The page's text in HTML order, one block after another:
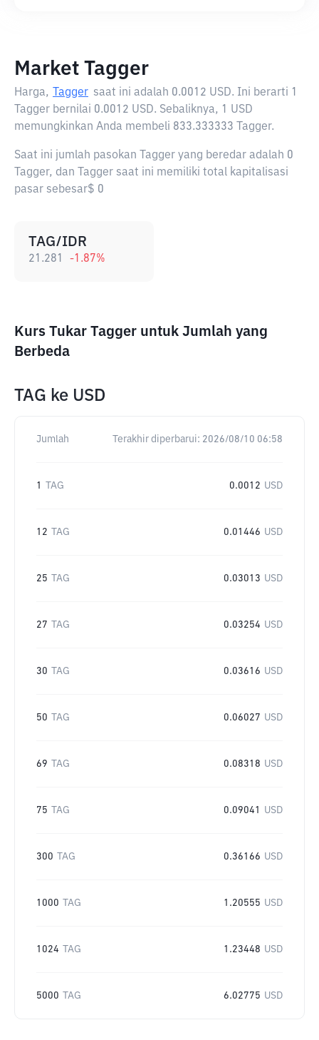
Market Tagger
Harga, Tagger saat ini adalah 0.0012 USD. Ini berarti 1
Tagger bernilai 0.0012 USD. Sebaliknya, 1 USD
memungkinkan Anda membeli 833.333333 Tagger.
Saat ini jumlah pasokan Tagger yang beredar adalah 0
Tagger, dan Tagger saat ini memiliki total kapitalisasi
pasar sebesar$ 0
TAG/IDR
21.281 -1.87%
Kurs Tukar Tagger untuk Jumlah yang
Berbeda
TAG ke USD
Jumlah Terakhir diperbarui: 2026/08/10 06:58
1 TAG 0.0012 USD
12 TAG 0.01446 USD
25 TAG 0.03013 USD
27 TAG 0.03254 USD
30 TAG 0.03616 USD
50 TAG 0.06027 USD
69 TAG 0.08318 USD
75 TAG 0.09041 USD
300 TAG 0.36166 USD
1000 TAG 1.20555 USD
1024 TAG 1.23448 USD
5000 TAG 6.02775 USD